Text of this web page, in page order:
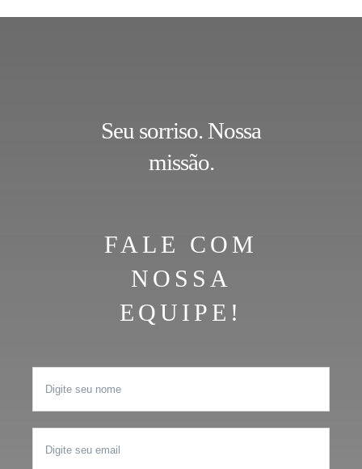
Seu sorriso. Nossa
missão.
FALE COM
NOSSA
EQUIPE!